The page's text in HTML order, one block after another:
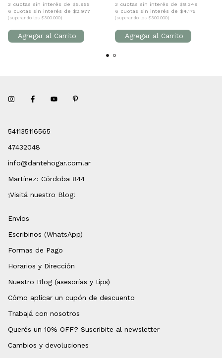
3 cuotas sin interés de $5.955
6 cuotas sin interés de $2.977
(superando los $300.000)
3 cuotas sin interés de $8.349
6 cuotas sin interés de $4.175
(superando los $300.000)
541135116565
47432048
info@dantehogar.com.ar
Martínez: Córdoba 844
¡Visitá nuestro Blog!
Envíos
Escribinos (WhatsApp)
Formas de Pago
Horarios y Dirección
Nuestro Blog (asesorías y tips)
Cómo aplicar un cupón de descuento
Trabajá con nosotros
Querés un 10% OFF? Suscribite al newsletter
Cambios y devoluciones